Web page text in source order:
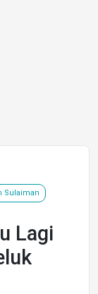
Sulaiman
Lagi